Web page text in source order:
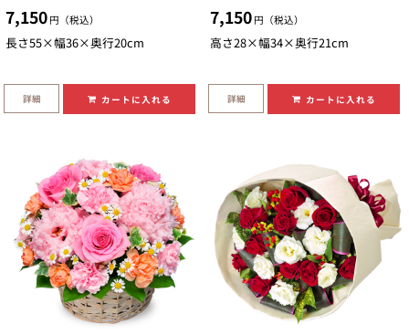
7,150 円（税込）
長さ55×幅36×奥行20cm
詳細 カートに入れる
7,150 円（税込）
高さ28×幅34×奥行21cm
詳細 カートに入れる